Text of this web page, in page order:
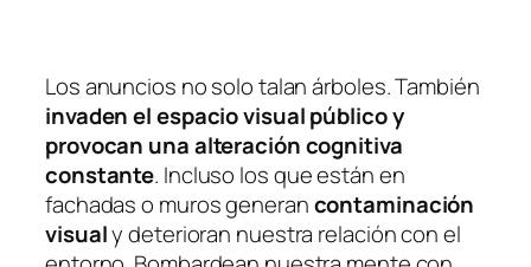
Los anuncios no solo talan árboles. También
invaden el espacio visual público y
provocan una alteración cognitiva
constante. Incluso los que están en
fachadas o muros generancontaminación
visualy deterioran nuestra relación con el